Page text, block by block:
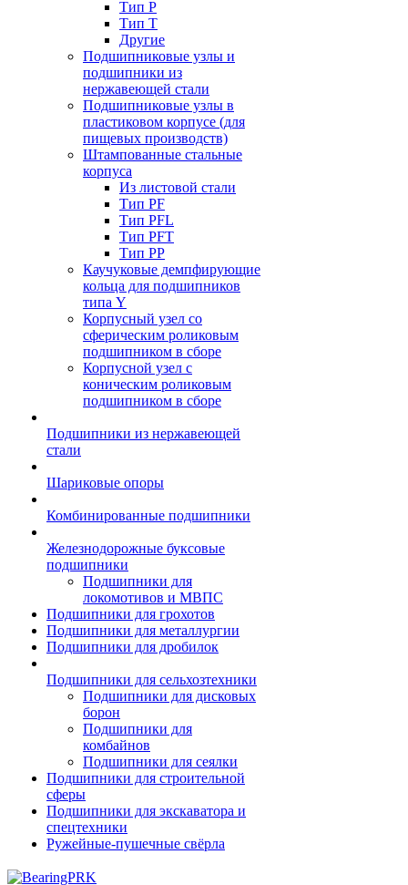
Тип P
Тип T
Другие
Подшипниковые узлы и
подшипники из
нержавеющей стали
Подшипниковые узлы в
пластиковом корпусе (для
пищевых производств)
Штампованные стальные
корпуса
Из листовой стали
Тип PF
Тип PFL
Тип PFT
Тип PP
Каучуковые демпфирующие
кольца для подшипников
типа Y
Корпусный узел со
сферическим роликовым
подшипником в сборе
Корпусной узел с
коническим роликовым
подшипником в сборе
Подшипники из нержавеющей
стали
Шариковые опоры
Комбинированные подшипники
Железнодорожные буксовые
подшипники
Подшипники для
локомотивов и МВПС
Подшипники для грохотов
Подшипники для металлургии
Подшипники для дробилок
Подшипники для сельхозтехники
Подшипники для дисковых
борон
Подшипники для
комбайнов
Подшипники для сеялки
Подшипники для строительной
сферы
Подшипники для экскаватора и
спецтехники
Ружейные-пушечные свёрла